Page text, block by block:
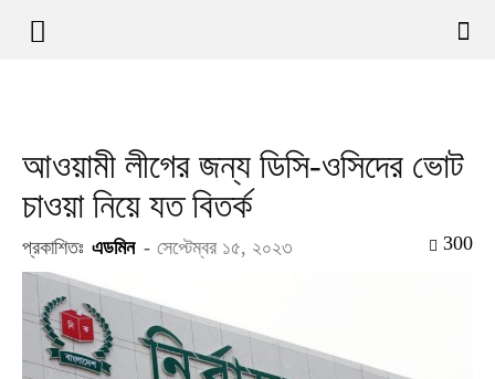
আওয়ামী লীগের জন্য ডিসি-ওসিদের ভোট
চাওয়া নিয়ে যত বিতর্ক
প্রকাশিতঃ এডমিন - সেপ্টেম্বর ১৫, ২০২৩ 300